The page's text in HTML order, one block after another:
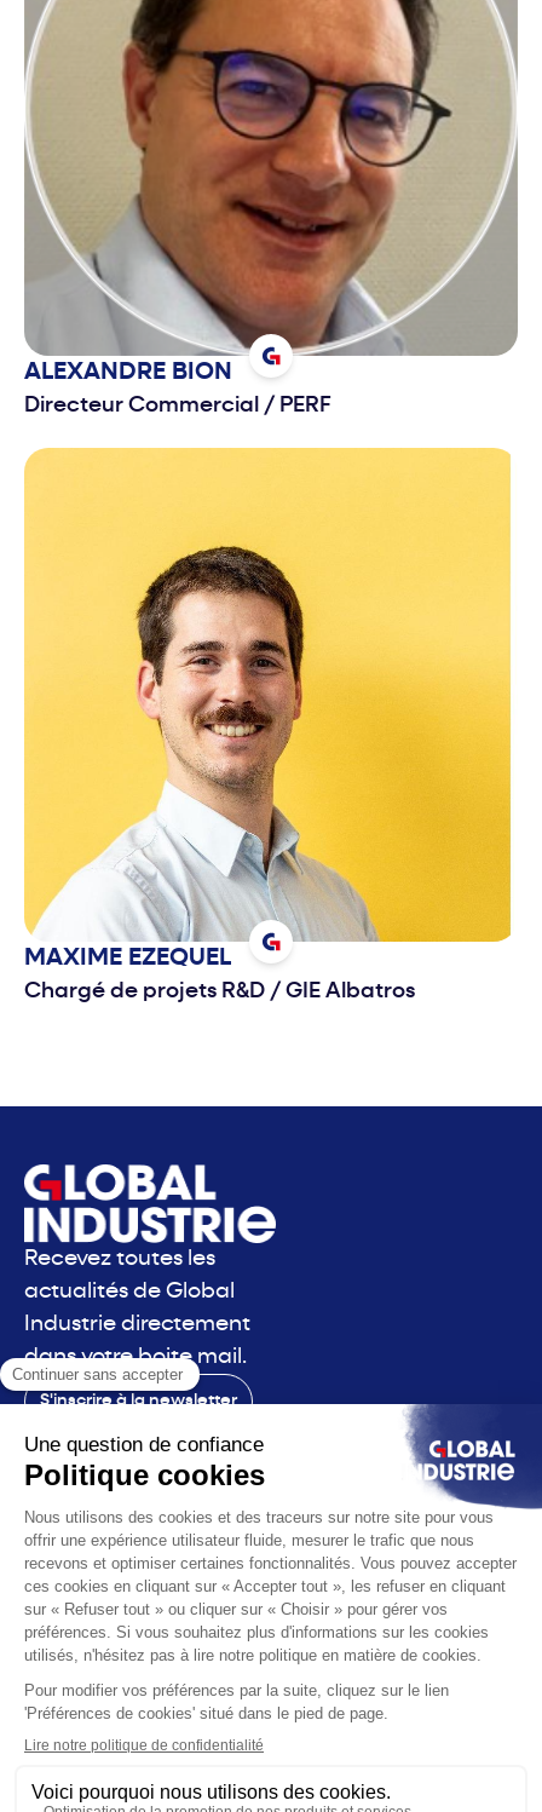
ALEXANDRE BION
Directeur Commercial / PERF
MAXIME EZEQUEL
Chargé de projets R&D / GIE Albatros
Recevez toutes les
actualités de Global
Industrie directement
dans votre boite mail.
S'inscrire à la newsletter
Contact
Le salon
La voix
Les solutions
L'actualité